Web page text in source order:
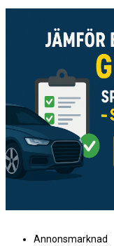
Annonsmarknad